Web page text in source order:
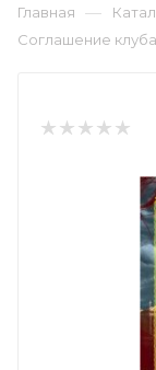
Главная —
Соглашение